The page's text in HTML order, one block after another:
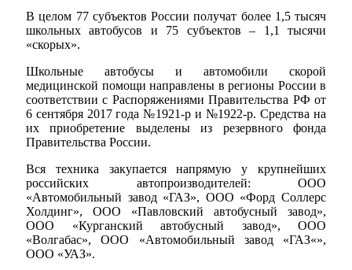
В целом 77 субъектов России получат более 1,5 тысяч
школьных автобусов и 75 субъектов – 1,1 тысячи
«скорых».
Школьные автобусы и автомобили скорой
медицинской помощи направлены в регионы России в
соответствии с Распоряжениями Правительства РФ от
6 сентября 2017 года №1921-р и №1922-р. Средства на
их приобретение выделены из резервного фонда
Правительства России.
Вся техника закупается напрямую у крупнейших
российских автопроизводителей: ООО
«Автомобильный завод «ГАЗ», ООО «Форд Соллерс
Холдинг», ООО «Павловский автобусный завод»,
ООО «Курганский автобусный завод», ООО
«Волгабас», ООО «Автомобильный завод «ГАЗ«»,
ООО «УАЗ».
Мэр